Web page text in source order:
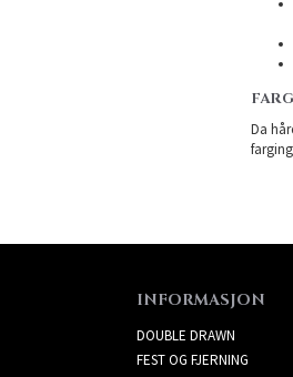
Da
INFORMASJON
DOUBLE DRAWN
FEST OG FJERNING